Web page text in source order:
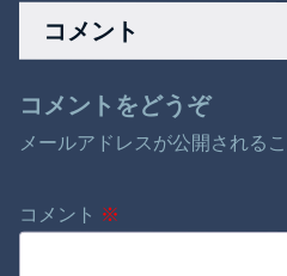
コメント
コメントをどうぞ
メールアドレスが公開される
コメント ※